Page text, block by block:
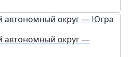
автономный округ —